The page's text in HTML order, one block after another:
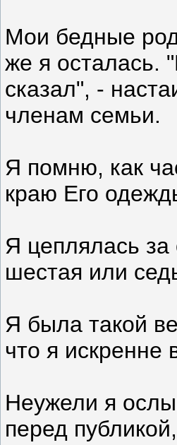
Мои бедные
же я осталась.
сказал", -
членам семьи.
Я помню, как
краю Его
Я цеплялась за
шестая или
Я была такой
что я
Неужели я
перед